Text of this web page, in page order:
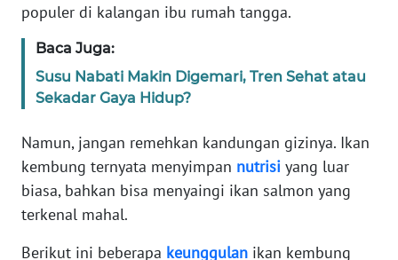
populer di kalangan ibu rumah tangga.
Baca Juga:
Susu Nabati Makin Digemari, Tren Sehat atau
Sekadar Gaya Hidup?
Namun, jangan remehkan kandungan gizinya. Ikan
kembung ternyata menyimpan nutrisi yang luar
biasa, bahkan bisa menyaingi ikan salmon yang
terkenal mahal.
Berikut ini beberapa keunggulan ikan kembung
BERITA
KONTAK
KAMI
IKLAN
TENTANG
KAMI
PEDOMAN